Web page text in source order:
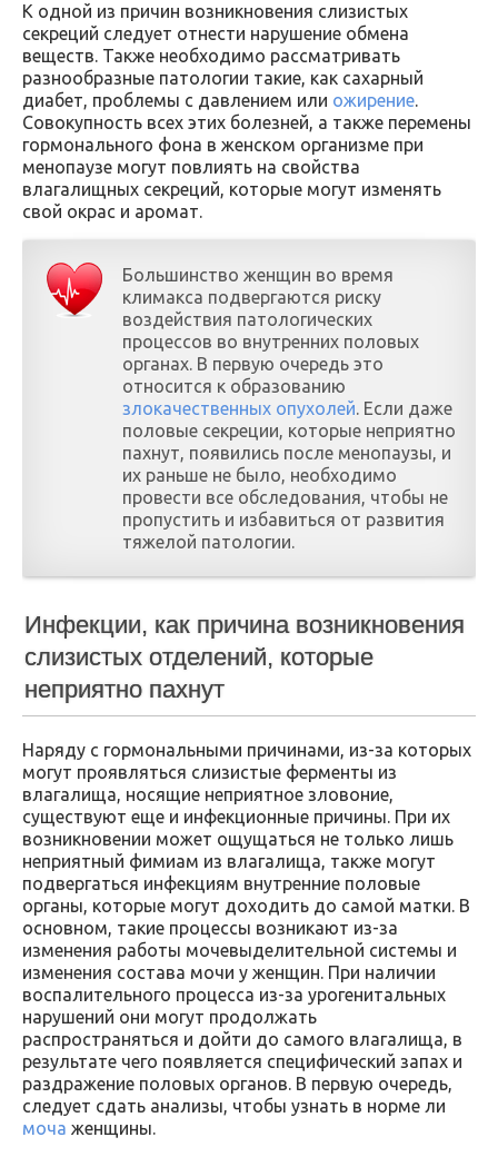
К одной из причин возникновения слизистых
секреций следует отнести нарушение обмена
веществ. Также необходимо рассматривать
разнообразные патологии такие, как сахарный
диабет, проблемы с давлением или ожирение.
Совокупность всех этих болезней, а также перемены
гормонального фона в женском организме при
менопаузе могут повлиять на свойства
влагалищных секреций, которые могут изменять
свой окрас и аромат.
Большинство женщин во время
климакса подвергаются риску
воздействия патологических
процессов во внутренних половых
органах. В первую очередь это
относится к образованию
злокачественных опухолей. Если даже
половые секреции, которые неприятно
пахнут, появились после менопаузы, и
их раньше не было, необходимо
провести все обследования, чтобы не
пропустить и избавиться от развития
тяжелой патологии.
Инфекции, как причина возникновения
слизистых отделений, которые
неприятно пахнут
Наряду с гормональными причинами, из-за которых
могут проявляться слизистые ферменты из
влагалища, носящие неприятное зловоние,
существуют еще и инфекционные причины. При их
возникновении может ощущаться не только лишь
неприятный фимиам из влагалища, также могут
подвергаться инфекциям внутренние половые
органы, которые могут доходить до самой матки. В
основном, такие процессы возникают из-за
изменения работы мочевыделительной системы и
изменения состава мочи у женщин. При наличии
воспалительного процесса из-за урогенитальных
нарушений они могут продолжать
распространяться и дойти до самого влагалища, в
результате чего появляется специфический запах и
раздражение половых органов. В первую очередь,
следует сдать анализы, чтобы узнать в норме ли
моча женщины.